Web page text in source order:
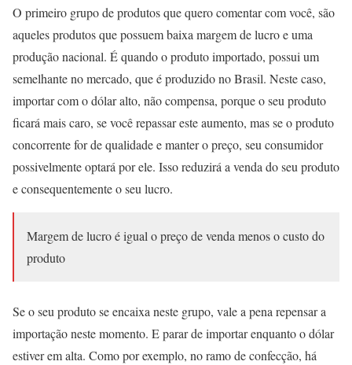
O primeiro grupo de produtos que quero comentar com você, são
aqueles produtos que possuem baixa margem de lucro e uma
produção nacional. É quando o produto importado, possui um
semelhante no mercado, que é produzido no Brasil. Neste caso,
importar com o dólar alto, não compensa, porque o seu produto
ficará mais caro, se você repassar este aumento, mas se o produto
concorrente for de qualidade e manter o preço, seu consumidor
possivelmente optará por ele. Isso reduzirá a venda do seu produto
e consequentemente o seu lucro.
Margem de lucro é igual o preço de venda menos o custo do
produto
Se o seu produto se encaixa neste grupo, vale a pena repensar a
importação neste momento. E parar de importar enquanto o dólar
estiver em alta. Como por exemplo, no ramo de confecção, há